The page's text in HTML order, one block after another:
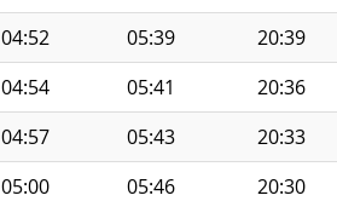
04:52 05:39 20:39
04:54 05:41 20:36
04:57 05:43 20:33
05:00 05:46 20:30